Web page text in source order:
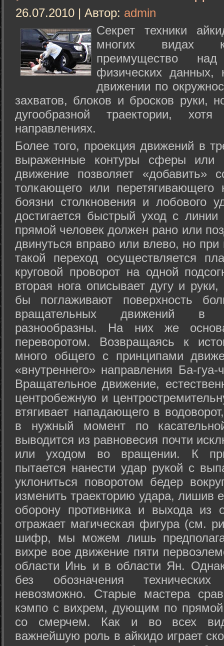
26.07.2010 | Автор: admin
Секрет техники
многих видах
преимущество
физических данных,
движении по
захватов, блоков и бросков руки,
дугообразной траектории,
направлениях.
Более того, проекция движений в
выраженные контуры сферы или
движение позволяет «добавить»
толкающего или перетягивающего
боязни столкновения и лобового
достигается быстрый уход с
прямой человек должен рано или
двинуться вправо или влево, но
такой переход осуществляется
круговой проворот на одной
вторая нога описывает дугу и
бы поглаживают поверхность
вращательных движений в
разнообразны. На них же
переворотом. Возвращаясь к
много общего с принципами
«внутреннего» направления Ба-
Вращательное движение,
центробежную и
втягивает нападающего в
в нужный момент по
выводится из равновесия почти
или уходом во вращении. К
пытается нанести удар рукой с
уклониться поворотом бедер
изменить траекторию удара, лишив
оборону противника и выхода из
отражает магическая фигура (см.
шифр, мы можем лишь
вихре вое движение пяти
области Инь и в области Ян.
без обозначения
невозможно. Старые мастера
кэмпо с вихрем, дующим по
со смерчем. Как и во всех
важнейшую роль в айкидо играет